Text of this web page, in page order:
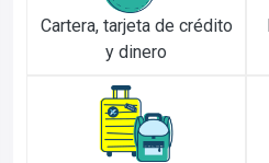
Cartera, tarjeta de crédito
y dinero